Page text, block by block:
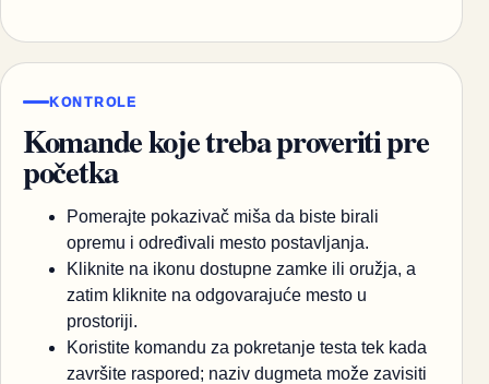
KONTROLE
Komande koje treba proveriti pre
početka
Pomerajte pokazivač miša da biste birali
opremu i određivali mesto postavljanja.
Kliknite na ikonu dostupne zamke ili oružja, a
zatim kliknite na odgovarajuće mesto u
prostoriji.
Koristite komandu za pokretanje testa tek kada
završite raspored; naziv dugmeta može zavisiti